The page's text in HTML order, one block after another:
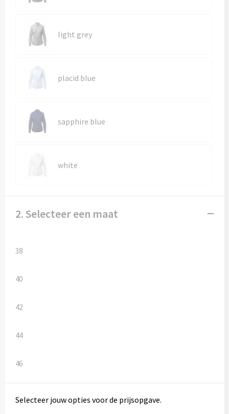
Kledingaccessoires
Ondergoed, Sokken en Nachtkleding
Bivakmuts test
light grey
placid blue
sapphire blue
white
2. Selecteer een maat
38
40
42
44
46
Selecteer jouw opties voor de prijsopgave.